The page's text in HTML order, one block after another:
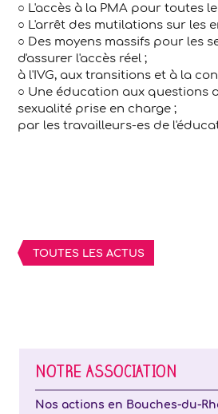
○ L'accès à la PMA pour toutes
○ L'arrêt des mutilations sur les
○ Des moyens massifs pour les
d'assurer l'accès réel ;
à l'IVG, aux transitions et à la
○ Une éducation aux questions
sexualité prise en charge ;
par les travailleurs-es de
TOUTES LES ACTUS
NOTRE ASSOCIATION
Nos actions en Bouches-du-